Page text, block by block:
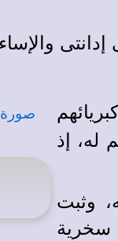
له، إذ
وثبت
سخرية